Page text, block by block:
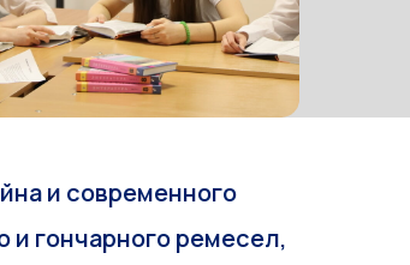
и современного
и гончарного ремесел,